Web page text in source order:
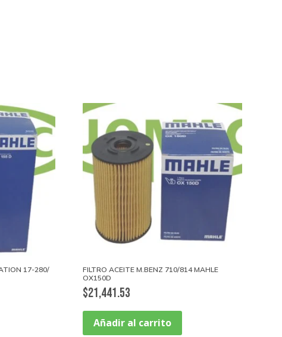
17-280/
FILTRO ACEITE M.BENZ 710/814 MAHLE
OX150D
$21,441.53
Añadir al carrito